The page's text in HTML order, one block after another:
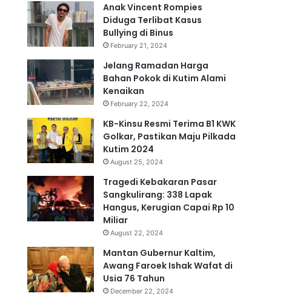
Anak Vincent Rompies
Diduga Terlibat Kasus
Bullying di Binus
February 21, 2024
Jelang Ramadan Harga
Bahan Pokok di Kutim Alami
Kenaikan
February 22, 2024
KB-Kinsu Resmi Terima B1 KWK
Golkar, Pastikan Maju Pilkada
Kutim 2024
August 25, 2024
Tragedi Kebakaran Pasar
Sangkulirang: 338 Lapak
Hangus, Kerugian Capai Rp 10
Miliar
August 22, 2024
Mantan Gubernur Kaltim,
Awang Faroek Ishak Wafat di
Usia 76 Tahun
December 22, 2024